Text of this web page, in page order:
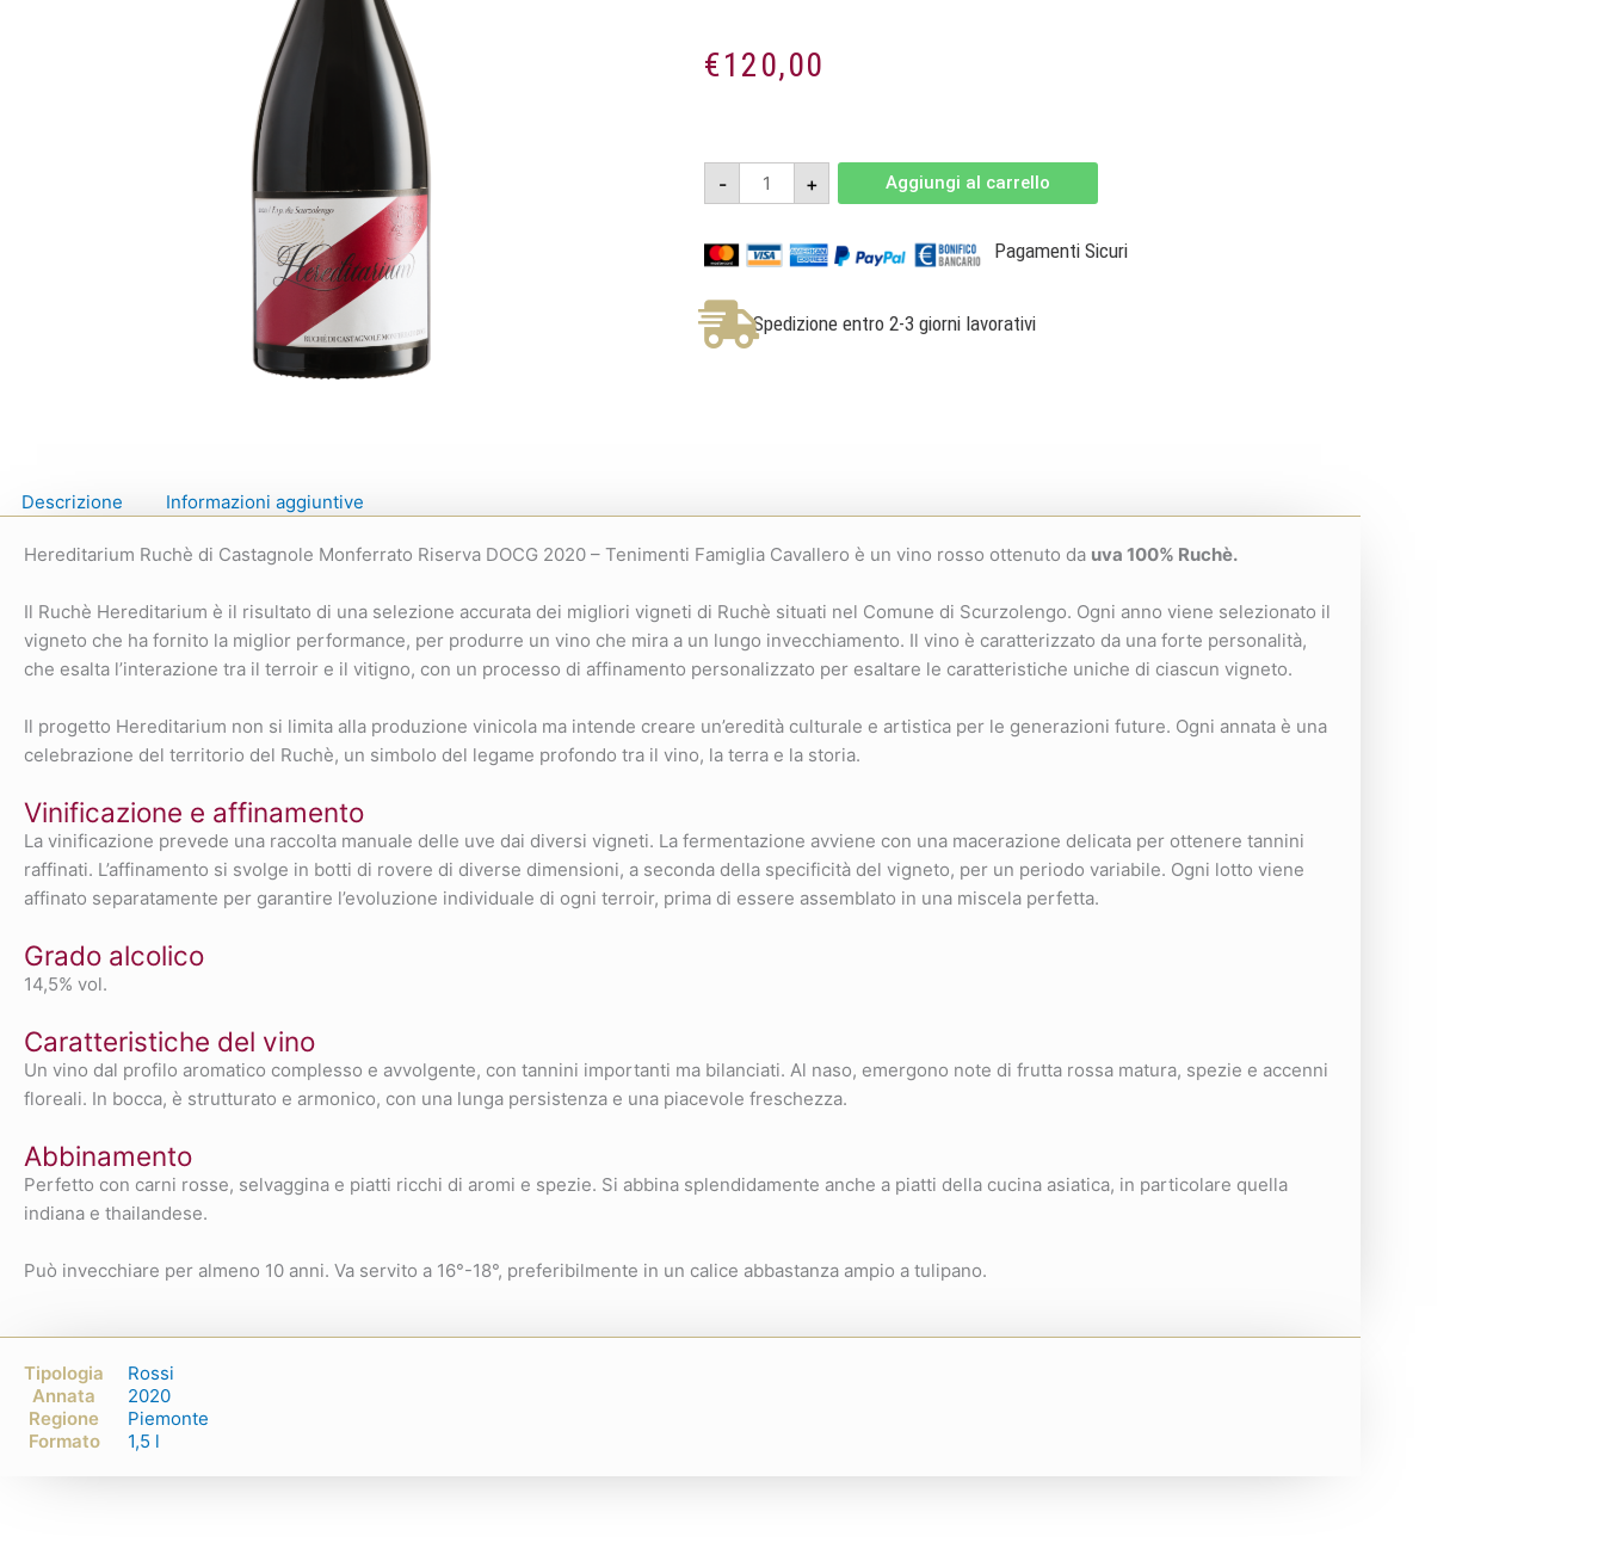
€120,00
-
Hereditarium
Ruchè
di
Monferrato
Riserva
1,5l
2020
-
+ Aggiungi al carrello
Pagamenti Sicuri
Spedizione entro 2-3 giorni lavorativi
Descrizione Informazioni aggiuntive
Hereditarium Ruchè di Castagnole Monferrato Riserva DOCG 2020 – Tenimenti Famiglia Cavallero è un vino rosso ottenuto da uva 100% Ruchè.
Il Ruchè Hereditarium è il risultato di una selezione accurata dei migliori vigneti di Ruchè situati nel Comune di Scurzolengo. Ogni anno viene selezionato il
vigneto che ha fornito la miglior performance, per produrre un vino che mira a un lungo invecchiamento. Il vino è caratterizzato da una forte personalità,
che esalta l’interazione tra il terroir e il vitigno, con un processo di affinamento personalizzato per esaltare le caratteristiche uniche di ciascun vigneto.
Il progetto Hereditarium non si limita alla produzione vinicola ma intende creare un’eredità culturale e artistica per le generazioni future. Ogni annata è una
celebrazione del territorio del Ruchè, un simbolo del legame profondo tra il vino, la terra e la storia.
Vinificazione e affinamento
La vinificazione prevede una raccolta manuale delle uve dai diversi vigneti. La fermentazione avviene con una macerazione delicata per ottenere tannini
raffinati. L’affinamento si svolge in botti di rovere di diverse dimensioni, a seconda della specificità del vigneto, per un periodo variabile. Ogni lotto viene
affinato separatamente per garantire l’evoluzione individuale di ogni terroir, prima di essere assemblato in una miscela perfetta.
Grado alcolico
14,5% vol.
Caratteristiche del vino
Un vino dal profilo aromatico complesso e avvolgente, con tannini importanti ma bilanciati. Al naso, emergono note di frutta rossa matura, spezie e accenni
floreali. In bocca, è strutturato e armonico, con una lunga persistenza e una piacevole freschezza.
Abbinamento
Perfetto con carni rosse, selvaggina e piatti ricchi di aromi e spezie. Si abbina splendidamente anche a piatti della cucina asiatica, in particolare quella
indiana e thailandese.
Può invecchiare per almeno 10 anni. Va servito a 16°-18°, preferibilmente in un calice abbastanza ampio a tulipano.
Tipologia
Rossi
Annata
2020
Regione
Piemonte
Formato
1,5 l